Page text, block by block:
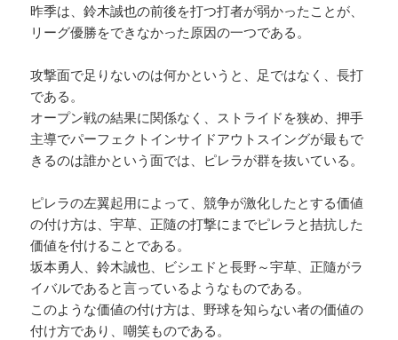
昨季は、鈴木誠也の前後を打つ打者が弱かったことが、
リーグ優勝をできなかった原因の一つである。
攻撃面で足りないのは何かというと、足ではなく、長打
である。
オープン戦の結果に関係なく、ストライドを狭め、押手
主導でパーフェクトインサイドアウトスイングが最もで
きるのは誰かという面では、ピレラが群を抜いている。
ピレラの左翼起用によって、競争が激化したとする価値
の付け方は、宇草、正隨の打撃にまでピレラと拮抗した
価値を付けることである。
坂本勇人、鈴木誠也、ビシエドと長野～宇草、正隨がラ
イバルであると言っているようなものである。
このような価値の付け方は、野球を知らない者の価値の
付け方であり、嘲笑ものである。